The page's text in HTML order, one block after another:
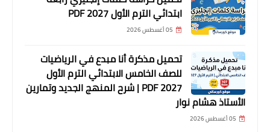
ابتدائي الترم الأول 2027 PDF
05 أغسطس 2026
تحميل مذكرة أنا مبدع في الرياضيات
للصف الخامس الابتدائي الترم الأول
2027 PDF | شرح المنهج الجديد وتمارين
الأستاذ هشام نوار
05 أغسطس 2026